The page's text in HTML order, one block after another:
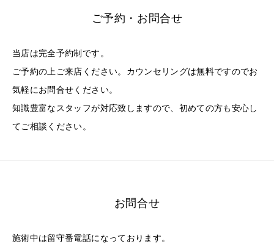
ご予約・お問合せ
当店は完全予約制です。
ご予約の上ご来店ください。カウンセリングは無料ですのでお
気軽にお問合せください。
知識豊富なスタッフが対応致しますので、初めての方も安心し
てご相談ください。
お問合せ
施術中は留守番電話になっております。